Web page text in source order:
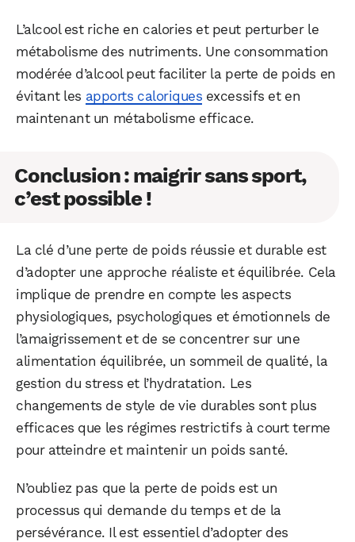
L’alcool est riche en calories et peut perturber le
métabolisme des nutriments. Une consommation
modérée d’alcool peut faciliter la perte de poids en
évitant les apports caloriques excessifs et en
maintenant un métabolisme efficace.
Conclusion : maigrir sans sport,
c’est possible !
La clé d’une perte de poids réussie et durable est
d’adopter une approche réaliste et équilibrée. Cela
implique de prendre en compte les aspects
physiologiques, psychologiques et émotionnels de
l’amaigrissement et de se concentrer sur une
alimentation équilibrée, un sommeil de qualité, la
gestion du stress et l’hydratation. Les
changements de style de vie durables sont plus
efficaces que les régimes restrictifs à court terme
pour atteindre et maintenir un poids santé.
N’oubliez pas que la perte de poids est un
processus qui demande du temps et de la
persévérance. Il est essentiel d’adopter des